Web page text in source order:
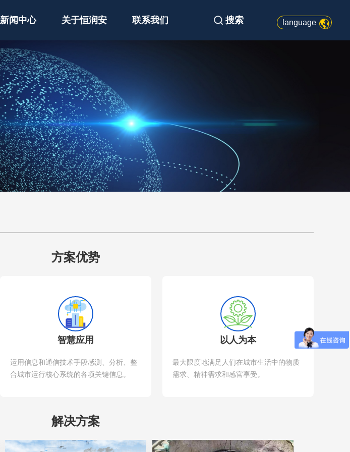
新闻中心 关于恒润安 联系我们 搜索 language
方案优势
智慧应用
运用信息和通信技术手段感测、分析、整
合城市运行核心系统的各项关键信息。
以人为本
最大限度地满足人们在城市生活中的物质
需求、精神需求和感官享受。
解决方案